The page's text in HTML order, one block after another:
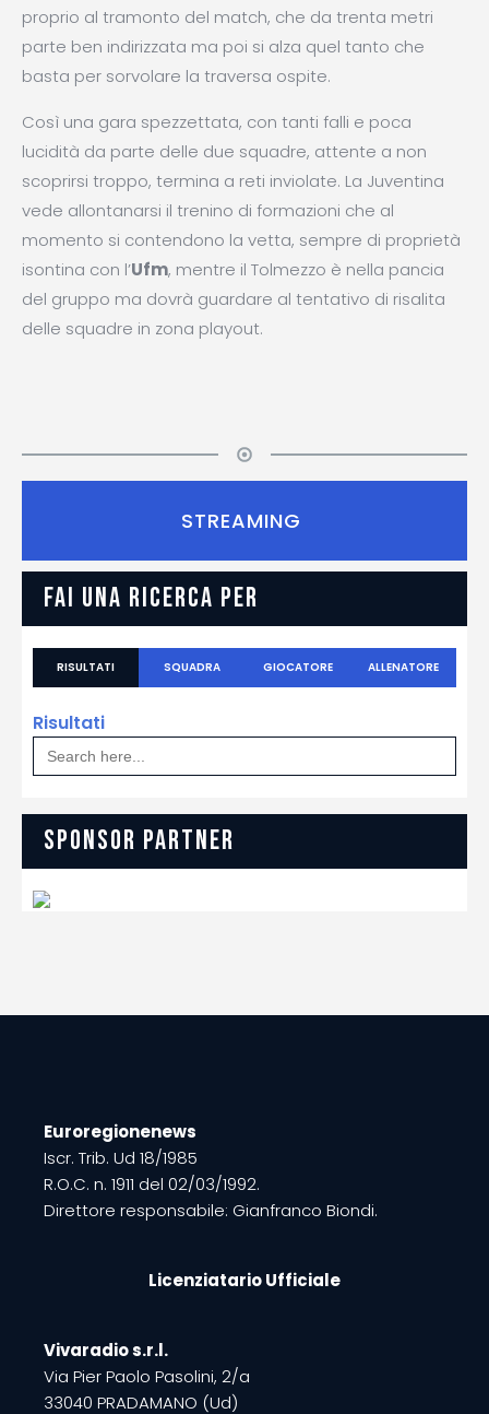
proprio al tramonto del match, che da trenta metri
parte ben indirizzata ma poi si alza quel tanto che
basta per sorvolare la traversa ospite.
Così una gara spezzettata, con tanti falli e poca
lucidità da parte delle due squadre, attente a non
scoprirsi troppo, termina a reti inviolate. La Juventina
vede allontanarsi il trenino di formazioni che al
momento si contendono la vetta, sempre di proprietà
isontina con l’Ufm, mentre il Tolmezzo è nella pancia
del gruppo ma dovrà guardare al tentativo di risalita
delle squadre in zona playout.
STREAMING
FAI UNA RICERCA PER
RISULTATI SQUADRA GIOCATORE ALLENATORE
Risultati
Search
for:
SPONSOR PARTNER
Euroregionenews
Iscr. Trib. Ud 18/1985
R.O.C. n. 1911 del 02/03/1992.
Direttore responsabile: Gianfranco Biondi.
Licenziatario Ufficiale
Vivaradio s.r.l.
Via Pier Paolo Pasolini, 2/a
33040 PRADAMANO (Ud)